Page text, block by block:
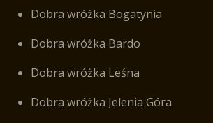
Dobra wróżka Bogatynia
Dobra wróżka Bardo
Dobra wróżka Leśna
Dobra wróżka Jelenia Góra